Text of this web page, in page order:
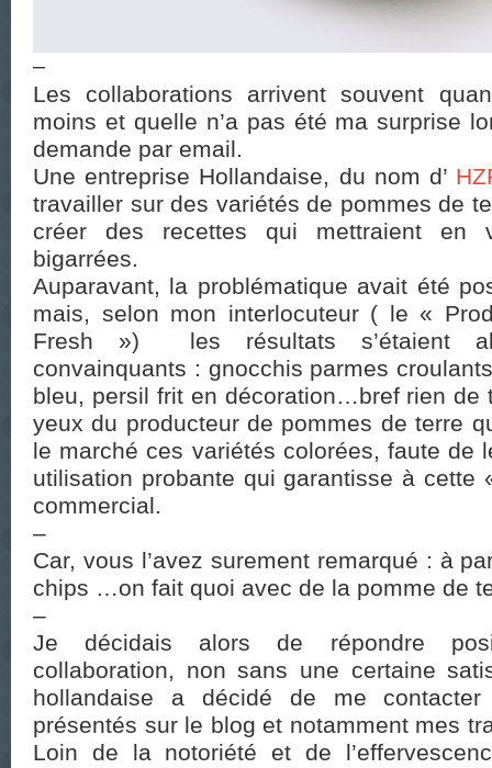
–
Les collaborations arrivent souvent
moins et quelle n’a pas été ma surprise
demande par email.
Une entreprise Hollandaise, du nom d’
travailler sur des variétés de pommes de
créer des recettes qui mettraient en
bigarrées.
Auparavant, la problématique avait été
mais, selon mon interlocuteur ( le «
Fresh ») les résultats s’étaient
convainquants : gnocchis parmes
bleu, persil frit en décoration…bref rien de
yeux du producteur de pommes de terre
le marché ces variétés colorées, faute de
utilisation probante qui garantisse à cette
commercial.
–
Car, vous l’avez surement remarqué : à
chips …on fait quoi avec de la pomme de
–
Je décidais alors de répondre
collaboration, non sans une certaine
hollandaise a décidé de me
présentés sur le blog et notamment mes
Loin de la notoriété et de